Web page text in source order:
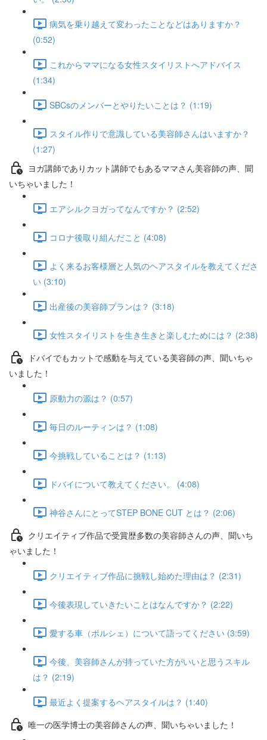
病気を乗り越えて変わったことなどはありますか？
(0:52)
これからママになる女性スタイリストへアドバイス
(1:34)
SBCsのメンバーとやりたいことは？ (1:19)
スタイル作りで意識している美容師さんはいますか？
(1:27)
ヨガ講師でありカット講師でもあるママさん美容師の声、聞
いちゃいました！
エアシルクヨガってなんですか？ (2:52)
コロナ後取り組んだこと (4:08)
よく来るお客様層と人気のヘアスタイルを教えてくださ
い (3:10)
出産後の美容師プランは？ (3:18)
女性スタイリストを生き生きと楽しむためには？ (2:38)
ドバイでもカットで感動を与えている美容師の声、聞いちゃ
いました！
原動力の源は？ (0:57)
毎日のルーティンは？ (1:08)
今挑戦していることは？ (1:13)
ドバイについて教えてください。 (4:08)
神谷さんにとってSTEP BONE CUT とは？ (2:06)
クリエイティブ作品で受賞歴多数の美容師さんの声、聞いち
ゃいました！
クリエイティブ作品に挑戦し始めた理由は？ (2:31)
今後表現していきたいことはなんですか？ (2:22)
愛する車（ポルシェ）について語ってください (3:59)
今後、美容師さんが持っていた方がいいと思うスキル
は？ (2:19)
最近よく提案するヘアスタイルは？ (1:40)
唯一の医学博士の美容師さんの声、聞いちゃいました！